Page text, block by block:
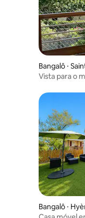
Bangalô ⋅
Vista para o
Bangalô ⋅